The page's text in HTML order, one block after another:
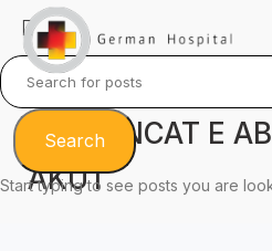
URGJENCAT E
AKUT
Search
Start typing to see posts you are